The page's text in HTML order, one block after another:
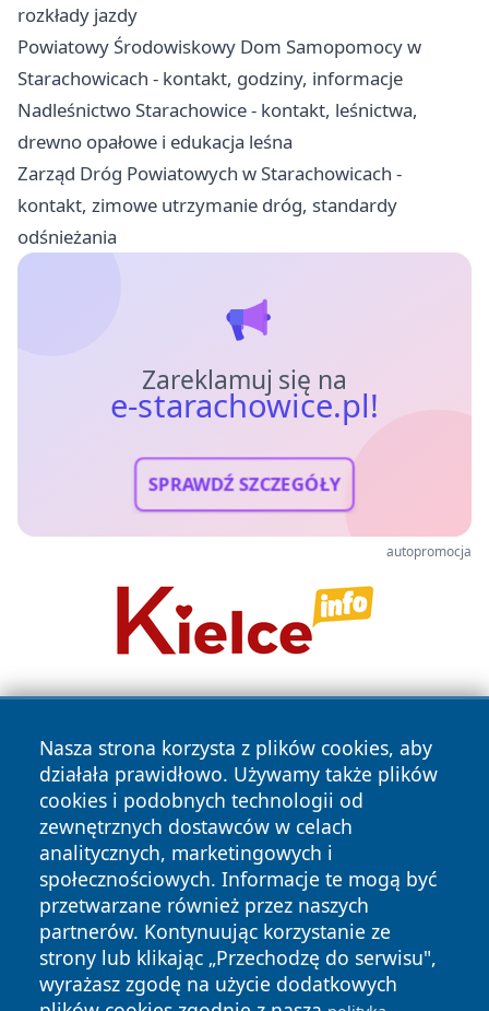
rozkłady jazdy
Powiatowy Środowiskowy Dom Samopomocy w
Starachowicach - kontakt, godziny, informacje
Nadleśnictwo Starachowice - kontakt, leśnictwa,
drewno opałowe i edukacja leśna
Zarząd Dróg Powiatowych w Starachowicach -
kontakt, zimowe utrzymanie dróg, standardy
odśnieżania
Zareklamuj się na
e-starachowice.pl!
SPRAWDŹ SZCZEGÓŁY
autopromocja
Nasza strona korzysta z plików cookies, aby
działała prawidłowo. Używamy także plików
cookies i podobnych technologii od
zewnętrznych dostawców w celach
analitycznych, marketingowych i
społecznościowych. Informacje te mogą być
przetwarzane również przez naszych
partnerów. Kontynuując korzystanie ze
strony lub klikając „Przechodzę do serwisu",
wyrażasz zgodę na użycie dodatkowych
Copyright © 2026 e-starachowice.pl Wszystkie prawa
zastrzeżone.
News Autorzy
Polityka
Prywatności
Polityka
Cookies